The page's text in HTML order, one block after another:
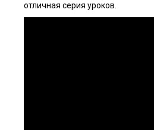
отличная серия уроков.